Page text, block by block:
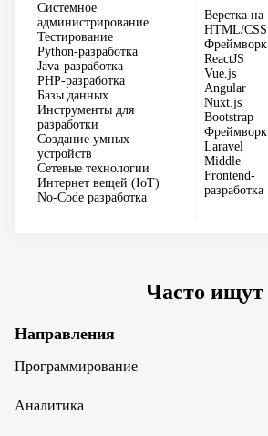
Системное
администрирование
Тестирование
Python-разработка
Java-разработка
PHP-разработка
Базы данных
Инструменты для
разработки
Создание умных
устройств
Сетевые технологии
Интернет вещей (IoT)
No-Code разработка
Верстка на
HTML/CSS
Фреймворк
ReactJS
Vue.js
Angular
Nuxt.js
Bootstrap
Фреймворк
Laravel
Middle
Frontend-
разработка
Часто ищут
Направления
Программирование
Аналитика